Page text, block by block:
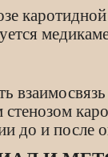
до и после